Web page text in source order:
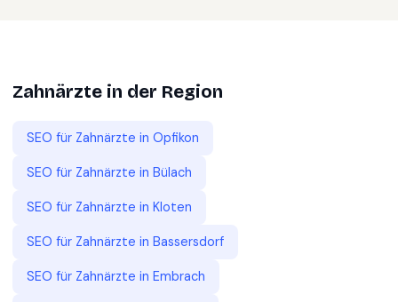
Zahnärzte in der Region
SEO für Zahnärzte in Opfikon
SEO für Zahnärzte in Bülach
SEO für Zahnärzte in Kloten
SEO für Zahnärzte in Bassersdorf
SEO für Zahnärzte in Embrach